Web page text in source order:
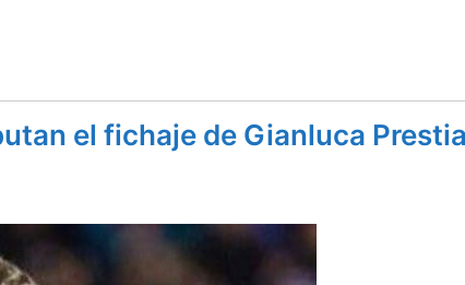
el fichaje de Gianluca